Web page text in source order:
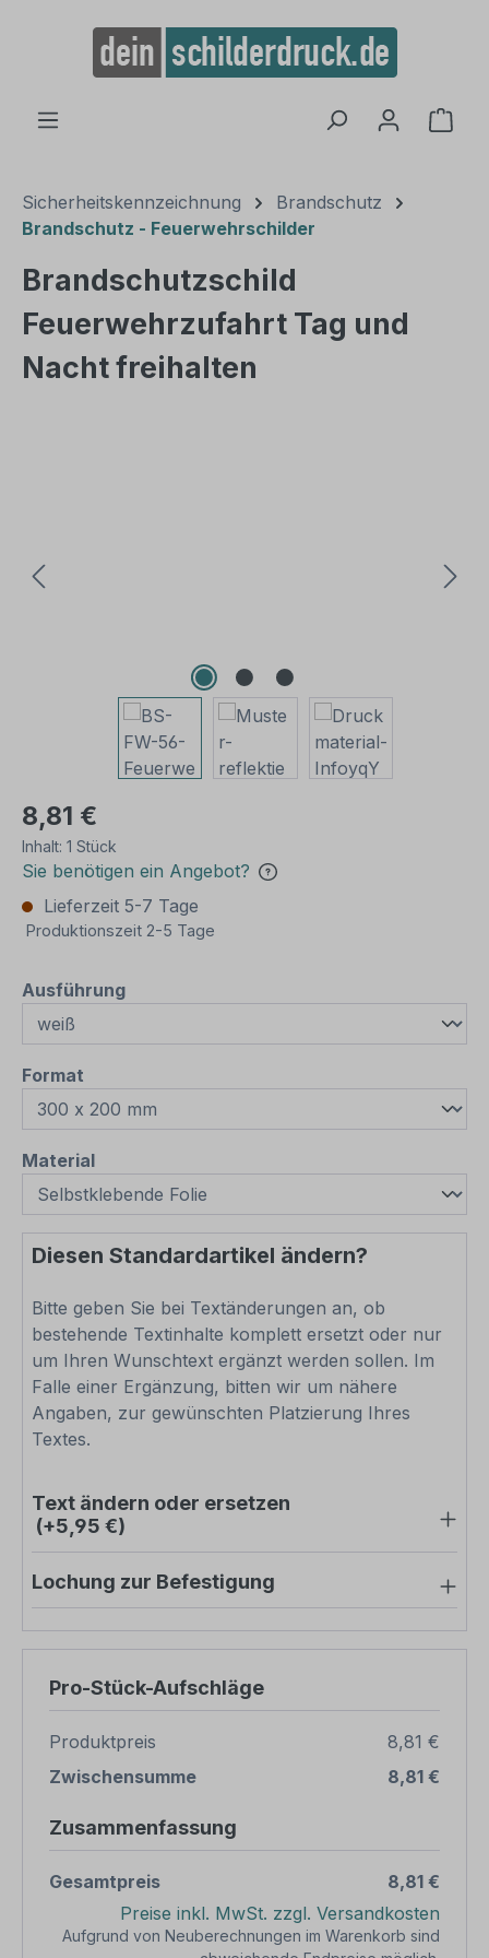
springen
Sicherheitskennzeichnung
Brandschutz
Brandschutz - Feuerwehrschilder
Brandschutzschild
Feuerwehrzufahrt Tag und
Nacht freihalten
8,81 €
Inhalt: 1 Stück
Sie benötigen ein Angebot?
Lieferzeit 5-7 Tage
Produktionszeit 2-5 Tage
Ausführungauswählen
Format
Materialauswählen
Diesen Standardartikel ändern?
Bitte geben Sie bei Textänderungen an, ob
bestehende Textinhalte komplett ersetzt oder nur
um Ihren Wunschtext ergänzt werden sollen. Im
Falle einer Ergänzung, bitten wir um nähere
Angaben, zur gewünschten Platzierung Ihres
Textes.
Text ändern oder ersetzen
(+5,95 €)
Lochung zur Befestigung
Pro-Stück-Aufschläge
Produktpreis
8,81 €
Zwischensumme
8,81 €
Zusammenfassung
Gesamtpreis
8,81 €
Preise inkl. MwSt. zzgl. Versandkosten
Aufgrund von Neuberechnungen im Warenkorb sind